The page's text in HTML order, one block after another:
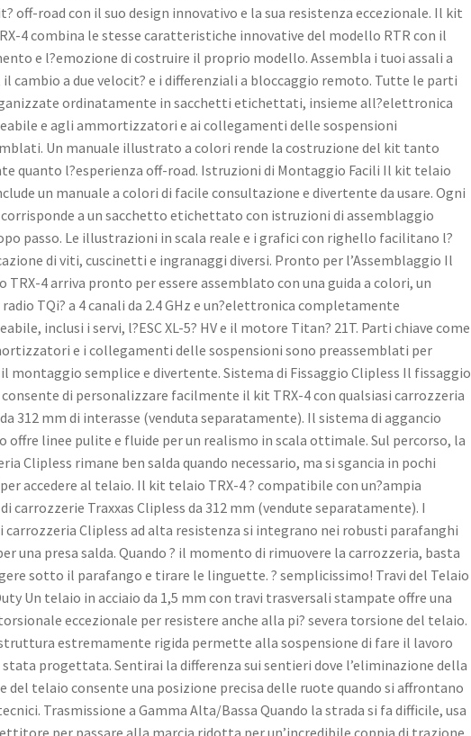
off-road con il suo design innovativo e la sua resistenza eccezionale. Il kit
4 combina le stesse caratteristiche innovative del modello RTR con il
e l?emozione di costruire il proprio modello. Assembla i tuoi assali a
cambio a due velocit? e i differenziali a bloccaggio remoto. Tutte le parti
ordinatamente in sacchetti etichettati, insieme all?elettronica
e agli ammortizzatori e ai collegamenti delle sospensioni
Un manuale illustrato a colori rende la costruzione del kit tanto
quanto l?esperienza off-road. Istruzioni di Montaggio Facili Il kit telaio
un manuale a colori di facile consultazione e divertente da usare. Ogni
a un sacchetto etichettato con istruzioni di assemblaggio
passo. Le illustrazioni in scala reale e i grafici con righello facilitano l?
di viti, cuscinetti e ingranaggi diversi. Pronto per l’Assemblaggio Il
TRX-4 arriva pronto per essere assemblato con una guida a colori, un
TQi? a 4 canali da 2.4 GHz e un?elettronica completamente
inclusi i servi, l?ESC XL-5? HV e il motore Titan? 21T. Parti chiave come
e i collegamenti delle sospensioni sono preassemblati per
montaggio semplice e divertente. Sistema di Fissaggio Clipless Il fissaggio
di personalizzare facilmente il kit TRX-4 con qualsiasi carrozzeria
312 mm di interasse (venduta separatamente). Il sistema di aggancio
offre linee pulite e fluide per un realismo in scala ottimale. Sul percorso, la
Clipless rimane ben salda quando necessario, ma si sgancia in pochi
accedere al telaio. Il kit telaio TRX-4 ? compatibile con un?ampia
carrozzerie Traxxas Clipless da 312 mm (vendute separatamente). I
carrozzeria Clipless ad alta resistenza si integrano nei robusti parafanghi
una presa salda. Quando ? il momento di rimuovere la carrozzeria, basta
sotto il parafango e tirare le linguette. ? semplicissimo! Travi del Telaio
Un telaio in acciaio da 1,5 mm con travi trasversali stampate offre una
eccezionale per resistere anche alla pi? severa torsione del telaio.
estremamente rigida permette alla sospensione di fare il lavoro
stata progettata. Sentirai la differenza sui sentieri dove l’eliminazione della
del telaio consente una posizione precisa delle ruote quando si affrontano
Trasmissione a Gamma Alta/Bassa Quando la strada si fa difficile, usa
per passare alla marcia ridotta per un’incredibile coppia di trazione